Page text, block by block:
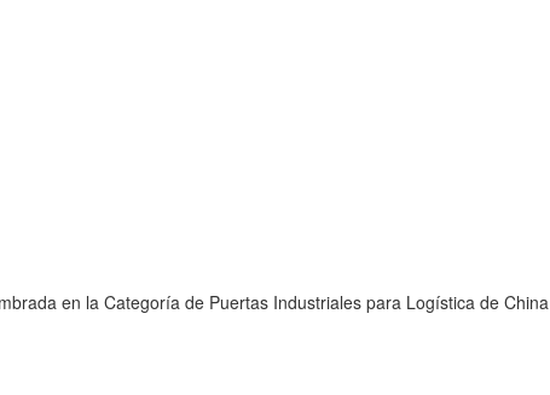
en la Categoría de Puertas Industriales para Logística de China